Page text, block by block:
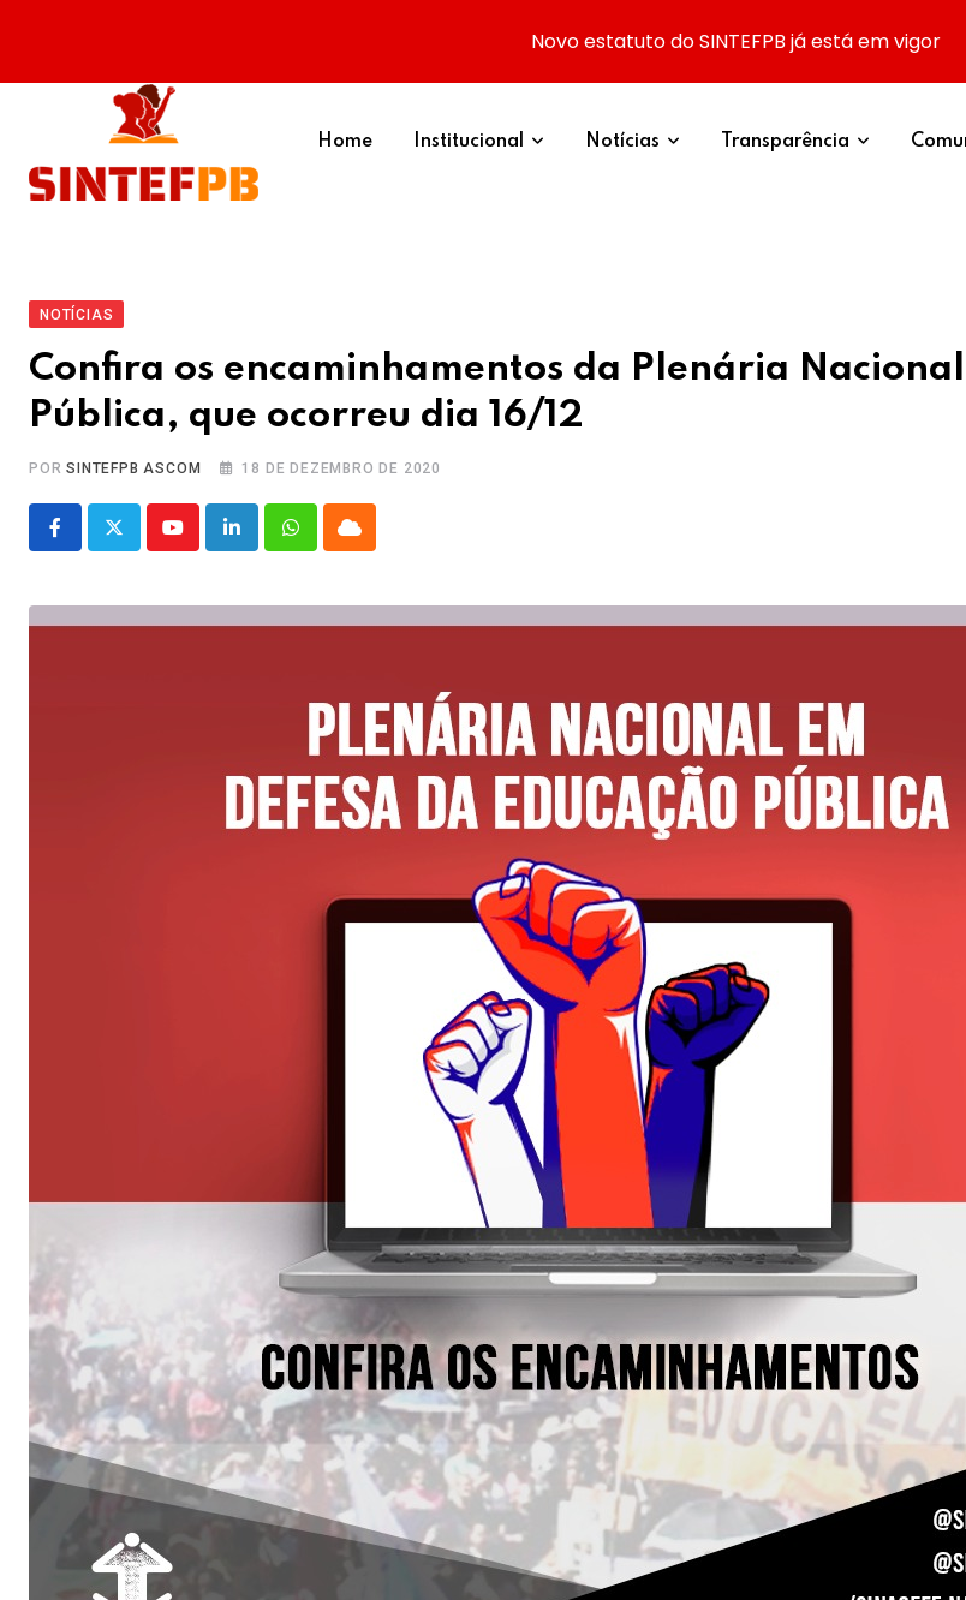
content
Home Institucional Notícias Transparência
NOTÍCIAS
Confira os encaminhamentos da Plenária
Pública, que ocorreu dia 16/12
PORSINTEFPB ASCOM 18 DE DEZEMBRO DE 2020
YoutubeLinkedInWhatsappCloud
Novo estatuto do SINTEFPB já está em vigor